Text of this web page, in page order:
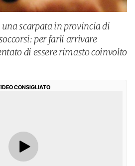
scarpata in provincia di
per farli arrivare
di essere rimasto coinvolto
CONSIGLIATO